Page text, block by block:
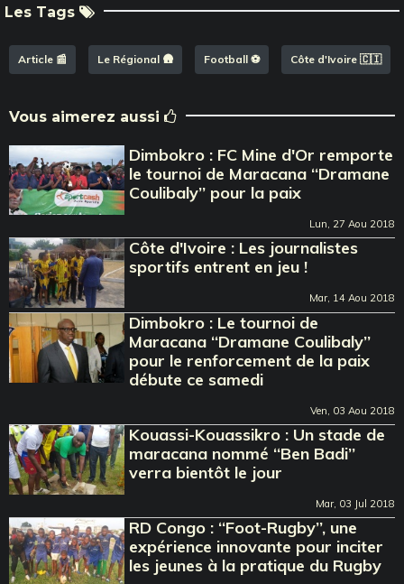
Les Tags
Article 📰 Le Régional 🛖 Football ⚽️ Côte d'Ivoire 🇨🇮
Vous aimerez aussi
Dimbokro : FC Mine d'Or remporte
le tournoi de Maracana ‘‘Dramane
Coulibaly’’ pour la paix
Lun, 27 Aou 2018
Côte d'Ivoire : Les journalistes
sportifs entrent en jeu !
Mar, 14 Aou 2018
Dimbokro : Le tournoi de
Maracana ‘‘Dramane Coulibaly’’
pour le renforcement de la paix
débute ce samedi
Ven, 03 Aou 2018
Kouassi-Kouassikro : Un stade de
maracana nommé ‘‘Ben Badi’’
verra bientôt le jour
Mar, 03 Jul 2018
RD Congo : ‘‘Foot-Rugby’’, une
expérience innovante pour inciter
les jeunes à la pratique du Rugby